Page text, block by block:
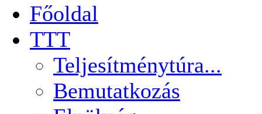
Főoldal
TTT
Teljesítménytúra...
Bemutatkozás